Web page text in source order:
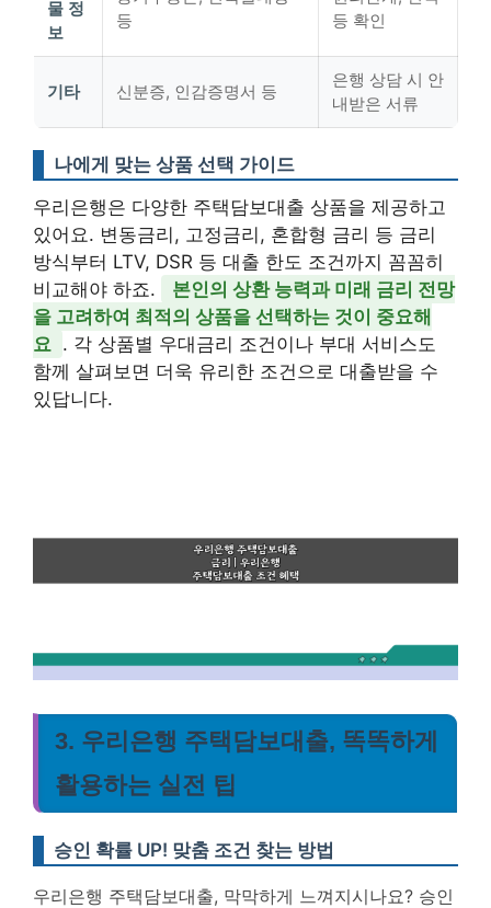
물 정
보
등
등 확인
기타 신분증, 인감증명서 등
은행 상담 시 안
내받은 서류
나에게 맞는 상품 선택 가이드
우리은행은 다양한 주택담보대출 상품을 제공하고
있어요. 변동금리, 고정금리, 혼합형 금리 등 금리
방식부터 LTV, DSR 등 대출 한도 조건까지 꼼꼼히
비교해야 하죠.
본인의 상환 능력과 미래 금리 전망
을 고려하여 최적의 상품을 선택하는 것이 중요해
요 . 각 상품별 우대금리 조건이나 부대 서비스도
함께 살펴보면 더욱 유리한 조건으로 대출받을 수
있답니다.
3. 우리은행 주택담보대출, 똑똑하게
활용하는 실전 팁
승인 확률 UP! 맞춤 조건 찾는 방법
우리은행 주택담보대출, 막막하게 느껴지시나요? 승인